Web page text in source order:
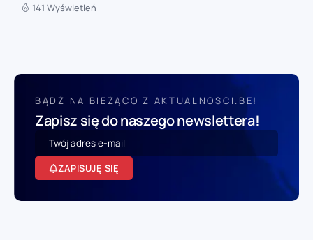
141 Wyświetleń
BĄDŹ NA BIEŻĄCO Z AKTUALNOSCI.BE!
Zapisz się do naszego newslettera!
ZAPISUJĘ SIĘ